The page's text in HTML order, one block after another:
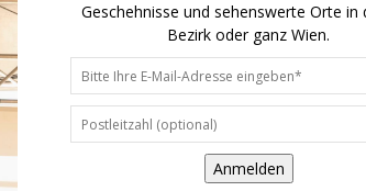
Geschehnisse und sehenswerte Orte in
Bezirk oder ganz Wien.
Anmelden